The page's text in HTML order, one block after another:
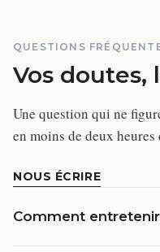
QUESTIONS
Vos doutes,
Une question qui ne
en moins de deux
NOUS ÉCRIRE
Comment